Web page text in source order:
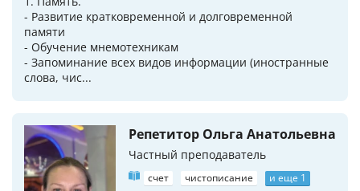
- Развитие кратковременной и долговременной
памяти
- Обучение мнемотехникам
- Запоминание всех видов информации (иностранные
слова, чис...
Репетитор Ольга Анатольевна
Частный преподаватель
счет чистописание
и еще 1